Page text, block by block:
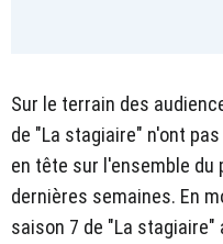
Sur le terrain des
de "La stagiaire" n'ont
en tête sur l'ensemble
dernières semaines. En
saison 7 de "La stagiaire"